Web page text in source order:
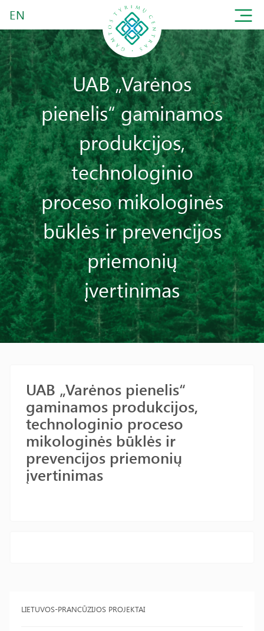
EN
UAB „Varėnos
pienelis“ gaminamos
produkcijos,
technologinio
proceso mikologinės
būklės ir prevencijos
priemonių
įvertinimas
LIETUVOS-PRANCŪZIJOS PROJEKTAI
UAB „Varėnos pienelis“
gaminamos produkcijos,
technologinio proceso
mikologinės būklės ir
prevencijos priemonių
įvertinimas